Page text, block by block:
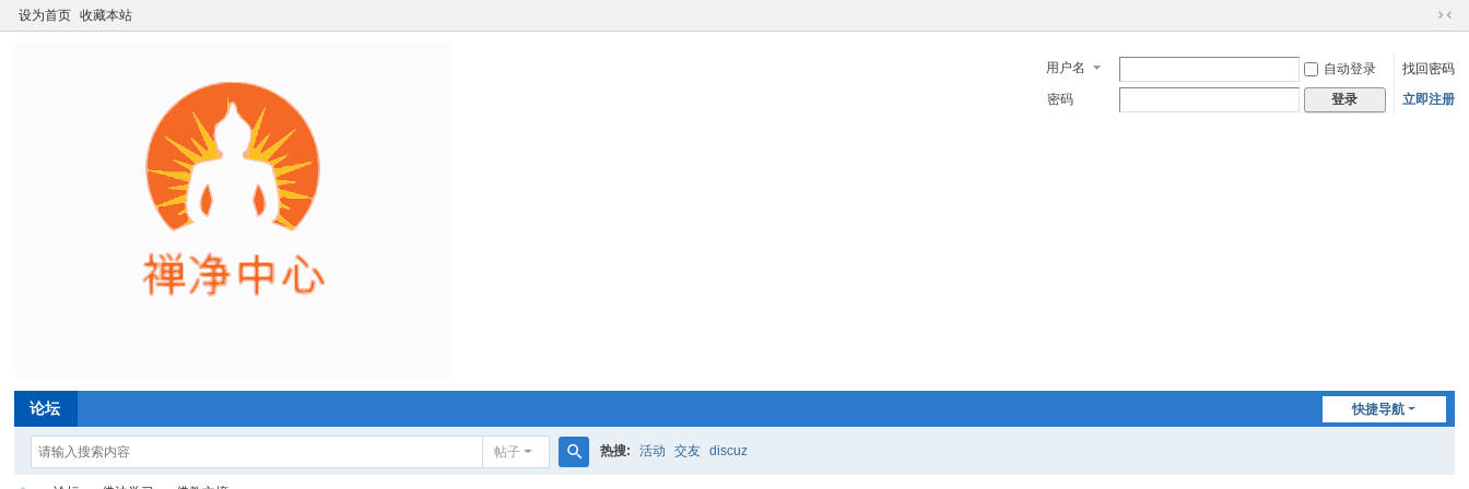
设为首页 收藏本站
切
到
窄
用户名 自动登录
找回密码
密码
登录 立即注册
快捷导航
论坛
帖子 热搜: 活动 交友 discuz